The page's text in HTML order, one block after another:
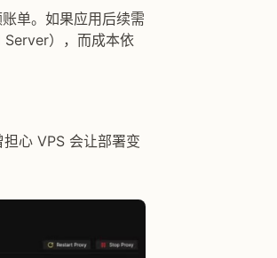
单。如果应用后续需
），而成本依
心 VPS 会让部署变